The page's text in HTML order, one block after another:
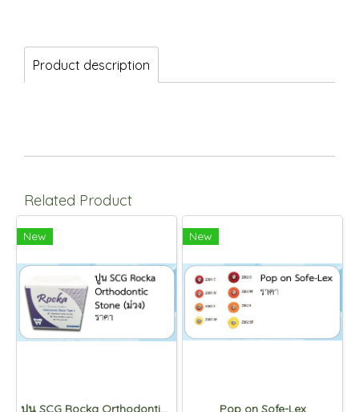
Product description
Related Product
New
ปูน SCG Rocka Orthodontic Stone (ม่วง)
New
Pop on Sofe-Lex